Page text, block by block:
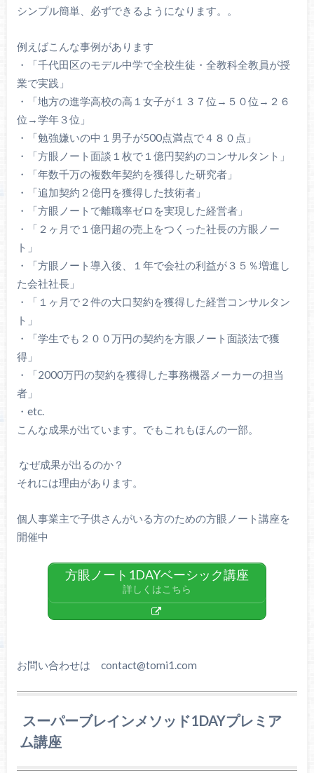
シンプル簡単、必ずできるようになります。。
例えばこんな事例があります
・「千代田区のモデル中学で全校生徒・全教科全教員が授
業で実践」
・「地方の進学高校の高１女子が１３７位→５０位→２６
位→学年３位」
・「勉強嫌いの中１男子が500点満点で４８０点」
・「方眼ノート面談１枚で１億円契約のコンサルタント」
・「年数千万の複数年契約を獲得した研究者」
・「追加契約２億円を獲得した技術者」
・「方眼ノートで離職率ゼロを実現した経営者」
・「２ヶ月で１億円超の売上をつくった社長の方眼ノー
ト」
・「方眼ノート導入後、１年で会社の利益が３５％増進し
た会社社長」
・「１ヶ月で２件の大口契約を獲得した経営コンサルタン
ト」
・「学生でも２００万円の契約を方眼ノート面談法で獲
得」
・「2000万円の契約を獲得した事務機器メーカーの担当
者」
・etc.
こんな成果が出ています。でもこれもほんの一部。
なぜ成果が出るのか？
それには理由があります。
個人事業主で子供さんがいる方のための方眼ノート講座を
開催中
方眼ノート1DAYベーシック講座
詳しくはこちら
お問い合わせは contact@tomi1.com
スーパーブレインメソッド1DAYプレミア
ム講座